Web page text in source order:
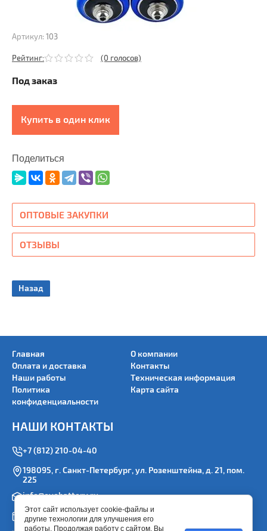
Артикул: 103
Рейтинг: (0 голосов)
Под заказ
Купить в один клик
Поделиться
ОПТОВЫЕ ЗАКУПКИ
ОТЗЫВЫ
Назад
Главная
О компании
Оплата и доставка
Контакты
Наши работы
Техническая информация
Политика
конфиденциальности
Карта сайта
НАШИ КОНТАКТЫ
+7 (812) 210-04-40
198095, г. Санкт-Петербург, ул. Розенштейна, д. 21, пом.
225
info@evobattery.ru
Пн.-Пт. 9:00-18:00
Этот сайт использует cookie-файлы и
другие технологии для улучшения его
работы. Продолжая работу с сайтом, Вы